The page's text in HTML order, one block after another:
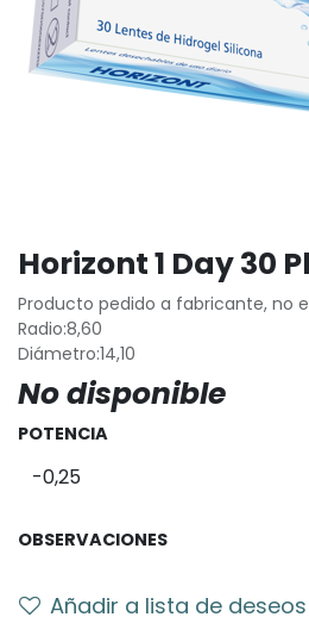
Horizont 1 Day 30
Producto pedido a fabricante, no
Radio:8,60
Diámetro:14,10
No disponible
POTENCIA
OBSERVACIONES
Añadir a lista de deseos